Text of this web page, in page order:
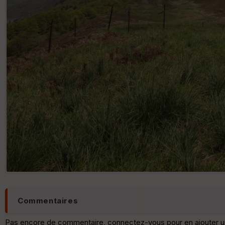
Commentaires
Pas encore de commentaire, connectez-vous pour en ajouter